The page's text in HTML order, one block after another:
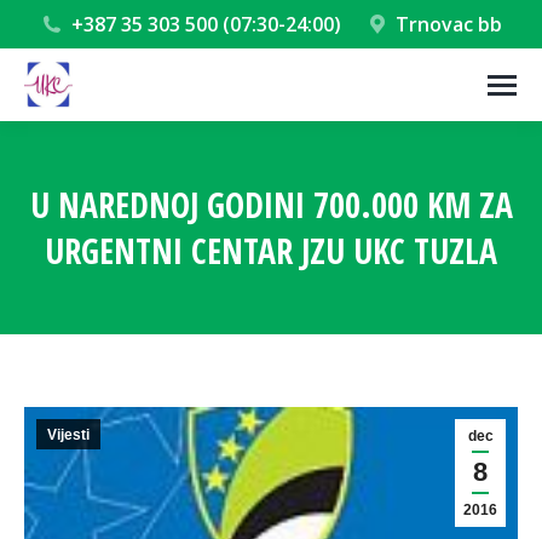
+387 35 303 500 (07:30-24:00) Trnovac bb
U NAREDNOJ GODINI 700.000 KM ZA
URGENTNI CENTAR JZU UKC TUZLA
dec
8
2016
Vijesti